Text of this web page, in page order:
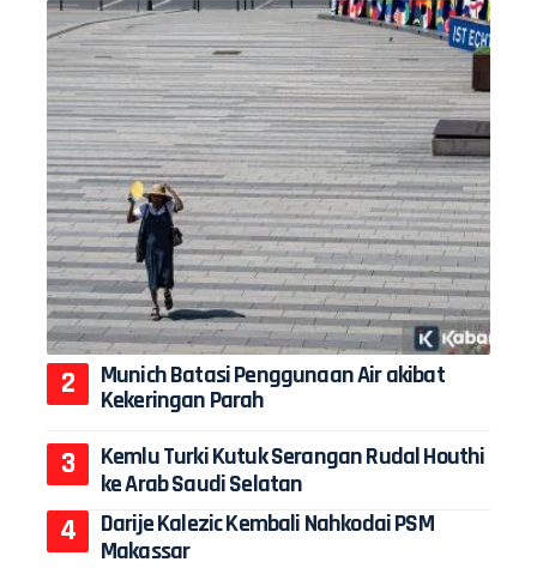
Munich Batasi Penggunaan Air akibat
Kekeringan Parah
Kemlu Turki Kutuk Serangan Rudal Houthi
ke Arab Saudi Selatan
Darije Kalezic Kembali Nahkodai PSM
Makassar